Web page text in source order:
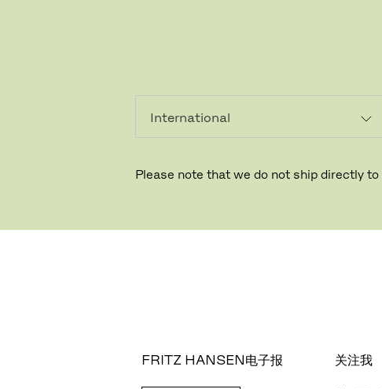
Please note that we do not ship directly
FRITZ HANSEN电子报 关注我